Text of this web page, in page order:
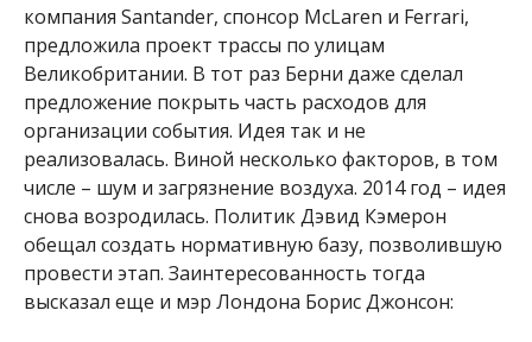
компания Santander, спонсор McLaren и Ferrari,
предложила проект трассы по улицам
Великобритании. В тот раз Берни даже сделал
предложение покрыть часть расходов для
организации события. Идея так и не
реализовалась. Виной несколько факторов, в том
числе – шум и загрязнение воздуха. 2014 год – идея
снова возродилась. Политик Дэвид Кэмерон
обещал создать нормативную базу, позволившую
провести этап. Заинтересованность тогда
высказал еще и мэр Лондона Борис Джонсон: